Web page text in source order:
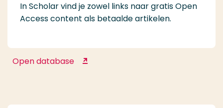
In Scholar vind je zowel links naar gratis Open
Access content als betaalde artikelen.
Open database Google Scholar